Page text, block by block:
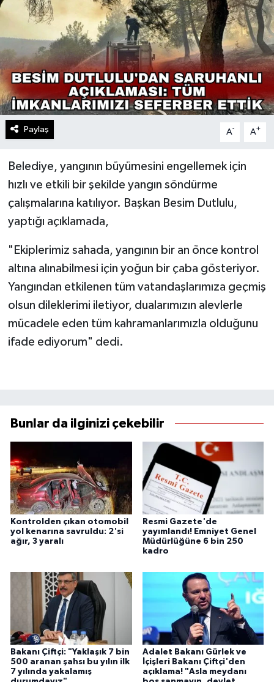
Paylaş A- A+
Belediye, yangının büyümesini engellemek için
hızlı ve etkili bir şekilde yangın söndürme
çalışmalarına katılıyor. Başkan Besim Dutlulu,
yaptığı açıklamada,
"Ekiplerimiz sahada, yangının bir an önce kontrol
altına alınabilmesi için yoğun bir çaba gösteriyor.
Yangından etkilenen tüm vatandaşlarımıza geçmiş
olsun dileklerimi iletiyor, dualarımızın alevlerle
mücadele eden tüm kahramanlarımızla olduğunu
ifade ediyorum" dedi.
Bunlar da ilginizi çekebilir
Kontrolden çıkan otomobil
yol kenarına savruldu: 2'si
ağır, 3 yaralı
Resmi Gazete'de
yayımlandı! Emniyet Genel
Müdürlüğüne 6 bin 250
kadro
Bakanı Çiftçi: "Yaklaşık 7 bin
500 aranan şahsı bu yılın ilk
7 yılında yakalamış
Adalet Bakanı Gürlek ve
İçişleri Bakanı Çiftçi'den
açıklama! "Asla meydanı